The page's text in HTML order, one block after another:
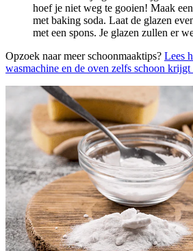
hoef je niet weg te gooien! Maak
met baking soda. Laat de glazen
met een spons. Je glazen zullen er
Opzoek naar meer schoonmaaktips? Lees
wasmachine en de oven zelfs schoon krijgt